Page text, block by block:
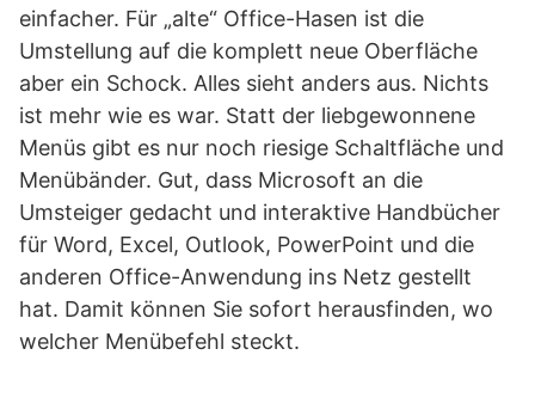
einfacher. Für „alte“ Office-Hasen ist die
Umstellung auf die komplett neue Oberfläche
aber ein Schock. Alles sieht anders aus. Nichts
ist mehr wie es war. Statt der liebgewonnene
Menüs gibt es nur noch riesige Schaltfläche und
Menübänder. Gut, dass Microsoft an die
Umsteiger gedacht und interaktive Handbücher
für Word, Excel, Outlook, PowerPoint und die
anderen Office-Anwendung ins Netz gestellt
hat. Damit können Sie sofort herausfinden, wo
welcher Menübefehl steckt.